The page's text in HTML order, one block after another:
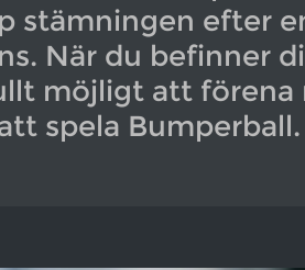
stämningen efter
När du befinner
möjligt att förena
spela Bumperball.